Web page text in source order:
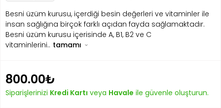
Besni üzüm kurusu, içerdiği besin değerleri ve vitaminler ile
insan sağlığına birçok farklı açıdan fayda sağlamaktadır.
Besni üzüm kurusu içerisinde A, B1, B2 ve C
vitaminlerini.. tamamı
800.00₺
Siparişlerinizi Kredi Kartı veya Havale ile güvenle oluşturun.